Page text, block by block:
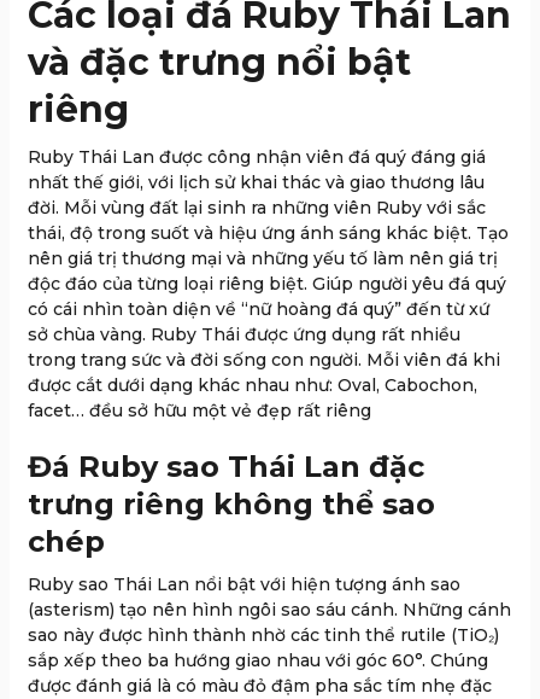
Các loại đá Ruby Thái Lan
và đặc trưng nổi bật
riêng
Ruby Thái Lan được công nhận viên đá quý đáng giá
nhất thế giới, với lịch sử khai thác và giao thương lâu
đời. Mỗi vùng đất lại sinh ra những viên Ruby với sắc
thái, độ trong suốt và hiệu ứng ánh sáng khác biệt. Tạo
nên giá trị thương mại và những yếu tố làm nên giá trị
độc đáo của từng loại riêng biệt. Giúp người yêu đá quý
có cái nhìn toàn diện về “nữ hoàng đá quý” đến từ xứ
sở chùa vàng. Ruby Thái được ứng dụng rất nhiều
trong trang sức và đời sống con người. Mỗi viên đá khi
được cắt dưới dạng khác nhau như: Oval, Cabochon,
facet… đều sở hữu một vẻ đẹp rất riêng
Đá Ruby sao Thái Lan đặc
trưng riêng không thể sao
chép
Ruby sao Thái Lan nổi bật với hiện tượng ánh sao
(asterism) tạo nên hình ngôi sao sáu cánh. Những cánh
sao này được hình thành nhờ các tinh thể rutile (TiO₂)
sắp xếp theo ba hướng giao nhau với góc 60°. Chúng
được đánh giá là có màu đỏ đậm pha sắc tím nhẹ đặc